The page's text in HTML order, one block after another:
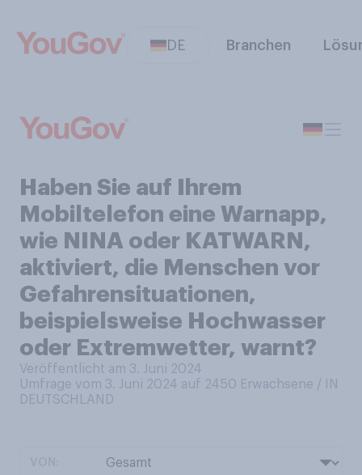
DE Branchen
Haben Sie auf Ihrem
Mobiltelefon eine Warnapp,
wie NINA oder KATWARN,
aktiviert, die Menschen vor
Gefahrensituationen,
beispielsweise Hochwasser
oder Extremwetter, warnt?
Veröffentlicht am 3. Juni 2024
Umfrage vom 3. Juni 2024 auf 2450 Erwachsene / IN
DEUTSCHLAND